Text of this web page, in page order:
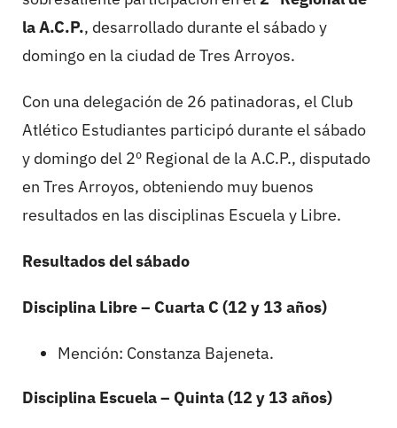
la A.C.P., desarrollado durante el sábado y
domingo en la ciudad de Tres Arroyos.
Con una delegación de 26 patinadoras, el Club
Atlético Estudiantes participó durante el sábado
y domingo del 2º Regional de la A.C.P., disputado
en Tres Arroyos, obteniendo muy buenos
resultados en las disciplinas Escuela y Libre.
Resultados del sábado
Disciplina Libre – Cuarta C (12 y 13 años)
Mención: Constanza Bajeneta.
Disciplina Escuela – Quinta (12 y 13 años)